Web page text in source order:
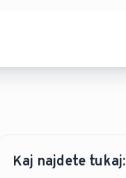
Kaj najdete tukaj: